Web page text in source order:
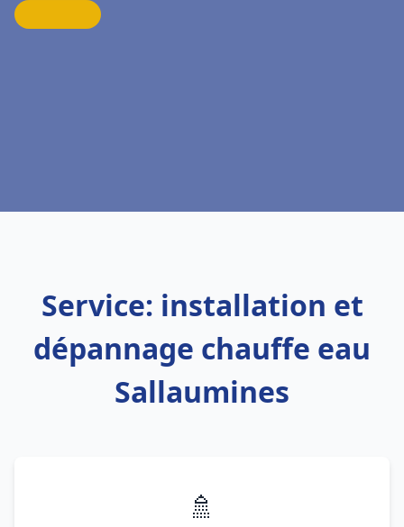
Service: installation et
dépannage chauffe eau
Sallaumines
🚿